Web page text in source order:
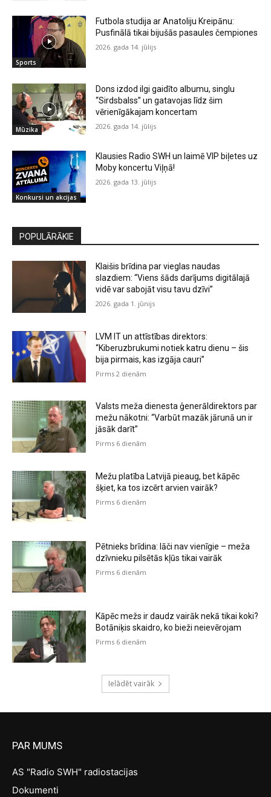
Sports
Futbola studija ar Anatoliju Kreipānu:
Pusfinālā tikai bijušās pasaules čempiones
2026. gada 14. jūlijs
Mūzika
Dons izdod ilgi gaidīto albumu, singlu
“Sirdsbalss” un gatavojas līdz šim
vērienīgākajam koncertam
2026. gada 14. jūlijs
Konkursi un akcijas
Klausies Radio SWH un laimē VIP biļetes uz
Moby koncertu Viļņā!
2026. gada 13. jūlijs
POPULĀRĀKIE
Klaišis brīdina par vieglas naudas
slazdiem: “Viens šāds darījums digitālajā
vidē var sabojāt visu tavu dzīvi”
2026. gada 1. jūnijs
LVM IT un attīstības direktors:
“Kiberuzbrukumi notiek katru dienu – šis
bija pirmais, kas izgāja cauri”
Pirms 2 dienām
Valsts meža dienesta ģenerāldirektors par
mežu nākotni: “Varbūt mazāk jārunā un ir
jāsāk darīt”
Pirms 6 dienām
Mežu platība Latvijā pieaug, bet kāpēc
šķiet, ka tos izcērt arvien vairāk?
Pirms 6 dienām
Pētnieks brīdina: lāči nav vienīgie – meža
dzīvnieku pilsētās kļūs tikai vairāk
Pirms 6 dienām
Kāpēc mežs ir daudz vairāk nekā tikai koki?
Botāniķis skaidro, ko bieži neievērojam
Pirms 6 dienām
Ielādēt vairāk
PAR MUMS
AS "Radio SWH" radiostacijas
Dokumenti